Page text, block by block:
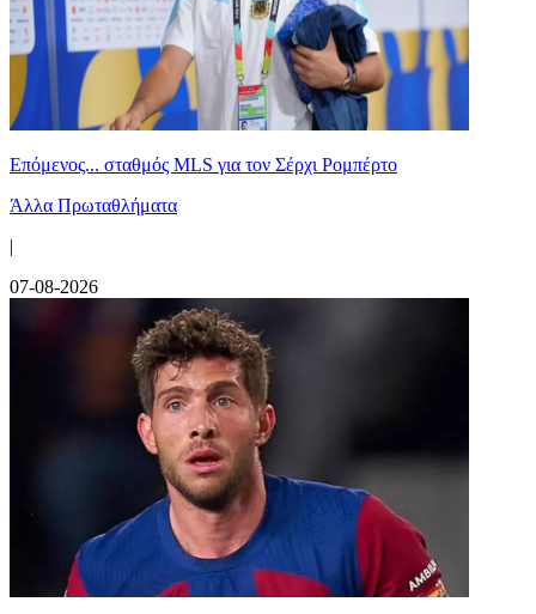
Επόμενος... σταθμός MLS για τον Σέρχι Ρομπέρτο
Άλλα Πρωταθλήματα
|
07-08-2026